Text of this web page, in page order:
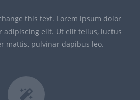
this text. Lorem ipsum dolor
adipiscing elit. Ut elit tellus, luctus
mattis, pulvinar dapibus leo.